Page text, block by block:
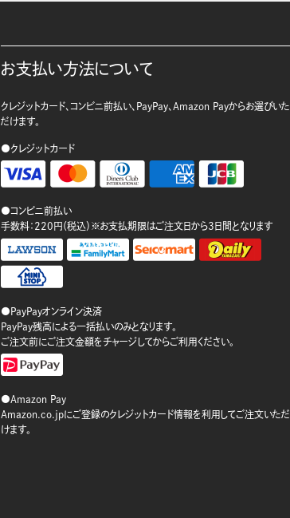
お支払い方法について
クレジットカード、コンビニ前払い、PayPay、Amazon Payからお選びいた
だけます。
●クレジットカード
●コンビニ前払い
手数料：220円（税込）※お支払期限はご注文日から3日間となります
●PayPayオンライン決済
PayPay残高による一括払いのみとなります。
ご注文前にご注文金額をチャージしてからご利用ください。
●Amazon Pay
Amazon.co.jpにご登録のクレジットカード情報を利用してご注文いただ
けます。